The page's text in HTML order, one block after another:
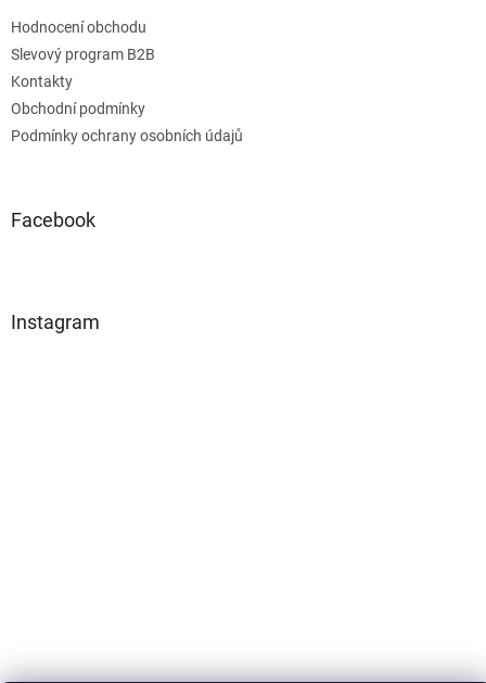
Hodnocení obchodu
Slevový program B2B
Kontakty
Obchodní podmínky
Podmínky ochrany osobních údajů
Facebook
Instagram